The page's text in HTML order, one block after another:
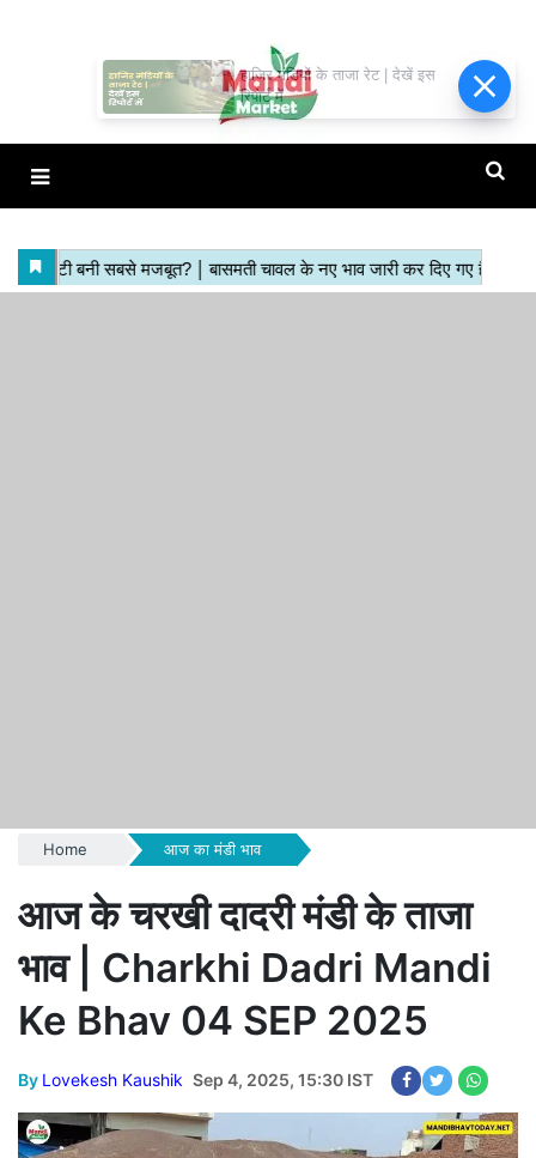
Home आज का मंडी भाव
आज के चरखी दादरी मंडी के ताजा
भाव | Charkhi Dadri Mandi
Ke Bhav 04 SEP 2025
By Lovekesh Kaushik Sep 4, 2025, 15:30 IST
हाजिर मंडियों के ताजा रेट | देखें इस
रिपोर्ट में